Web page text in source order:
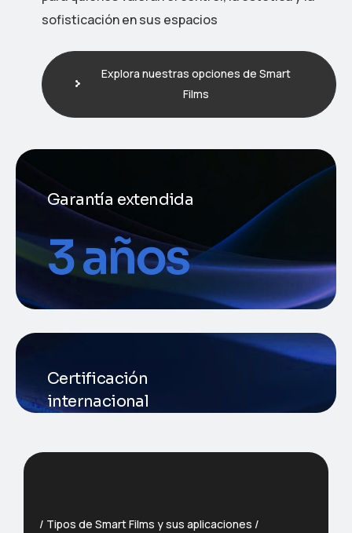
sofisticación en sus espacios
Explora nuestras opciones de Smart
Films
Garantía extendida
3 años
Certificación
internacional
Tipos de Smart Films y sus aplicaciones